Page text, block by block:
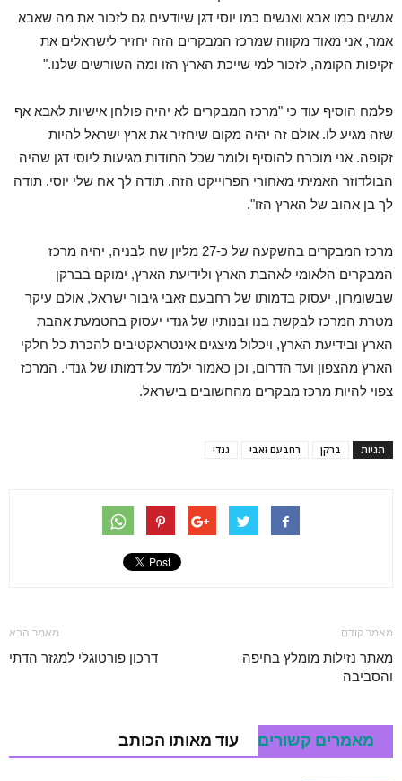
אנשים כמו אבא ואנשים כמו יוסי דגן שיודעים גם לזכור את מה שאבא
אמר, אני מאוד מקווה שמרכז המבקרים הזה יחזיר לישראלים את
זקיפות הקומה, לזכור למי שייכת הארץ הזו ומה השורשים שלנו."
פלמח הוסיף עוד כי "מרכז המבקרים לא יהיה פולחן אישיות לאבא אף
שזה מגיע לו. אולם זה יהיה מקום שיחזיר את ארץ ישראל להיות
זקופה. אני מוכרח להוסיף ולומר שכל התודות מגיעות ליוסי דגן שהיה
הבולדוזר האמיתי מאחורי הפרוייקט הזה. תודה לך אח שלי יוסי. תודה
לך בן אהוב של הארץ הזו".
מרכז המבקרים בהשקעה של כ-27 מליון שח לבניה, יהיה מרכז
המבקרים הלאומי לאהבת הארץ ולידיעת הארץ, ימוקם בברקן
שבשומרון, יעסוק בדמותו של רחבעם זאבי גיבור ישראל, אולם עיקר
מטרת המרכז לבקשת בנו ובנותיו של גנדי יעסוק בהטמעת אהבת
הארץ ובידיעת הארץ, ויכלול מיצגים אינטראקטיבים להכרת כל חלקי
הארץ מהצפון ועד הדרום, וכן כאמור ילמד על דמותו של גנדי. המרכז
צפוי להיות מרכז מבקרים מהחשובים בישראל.
תגיות ברקן רחבעם זאבי גנדי
מאמר קודם
מאתר נזילות מומלץ בחיפה
והסביבה
מאמר הבא
דרכון פורטוגלי למגזר הדתי
מאמרים קשורים עוד מאותו הכותב